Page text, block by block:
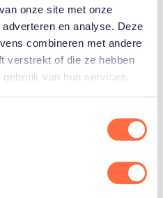
onze site met onze
en analyse. Deze
combineren met andere
verstrekt of die ze hebben
van hun services.
Veen gaat terug naar
Dit is in goed overleg
gehad om al een keer te
gaat zich nu richten op
Zij hebben het
in de nieuwe